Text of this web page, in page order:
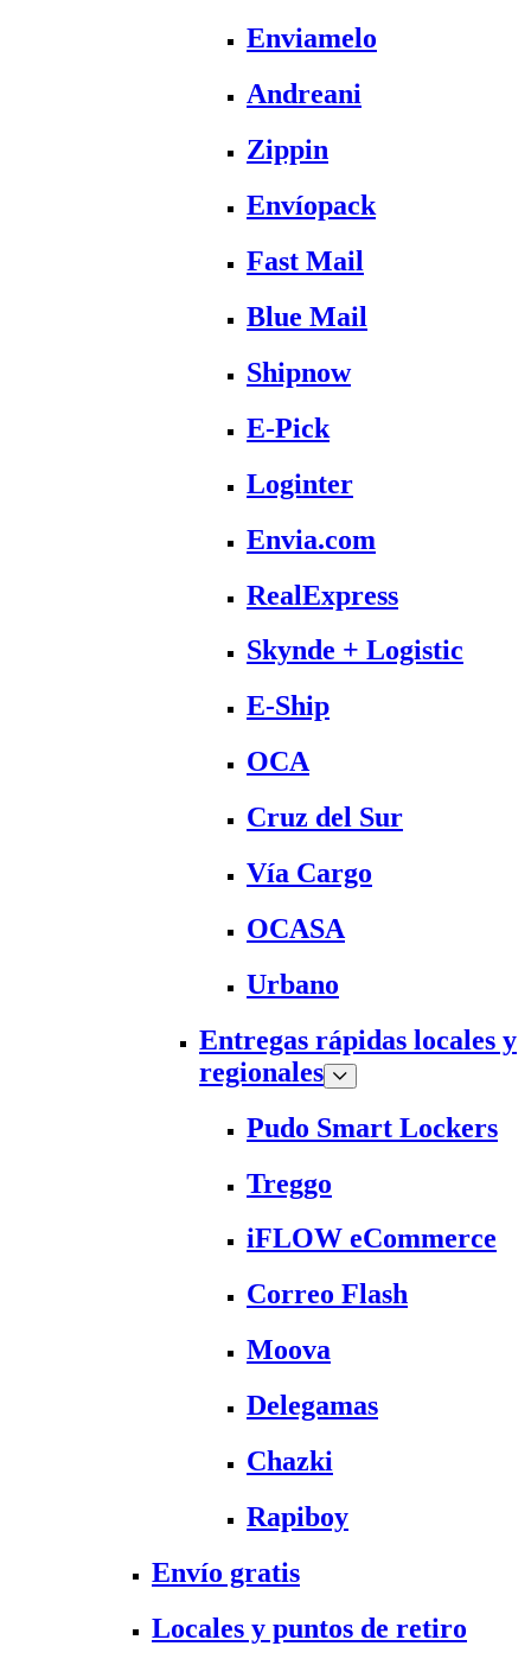
Enviamelo
Andreani
Zippin
Envíopack
Fast Mail
Blue Mail
Shipnow
E-Pick
Loginter
Envia.com
RealExpress
Skynde + Logistic
E-Ship
OCA
Cruz del Sur
Vía Cargo
OCASA
Urbano
Entregas rápidas locales y
regionales
Pudo Smart Lockers
Treggo
iFLOW eCommerce
Correo Flash
Moova
Delegamas
Chazki
Rapiboy
Envío gratis
Locales y puntos de retiro